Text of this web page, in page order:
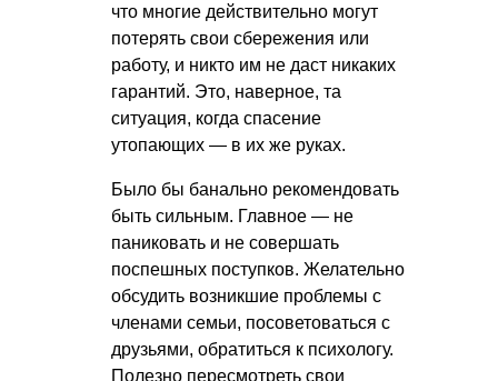
что многие действительно могут
потерять свои сбережения или
работу, и никто им не даст никаких
гарантий. Это, наверное, та
ситуация, когда спасение
утопающих — в их же руках.
Было бы банально рекомендовать
быть сильным. Главное — не
паниковать и не совершать
поспешных поступков. Желательно
обсудить возникшие проблемы с
членами семьи, посоветоваться с
друзьями, обратиться к психологу.
Полезно пересмотреть свои